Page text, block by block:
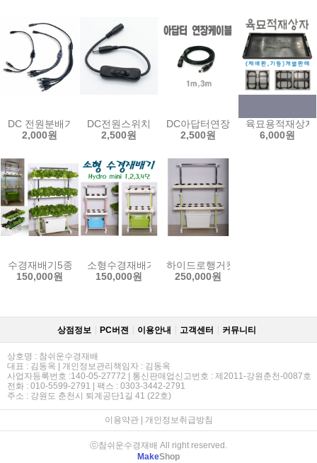
DC 전원분배기 2 4 8분배 CCTV 문어발 아답터 분배기
2,000원
DC전원스위치케이블 12V 온오프 버튼 연장케이블
2,500원
DC아답터연장선1m/3m/아답터
2,500원
육묘용적재상
6,000원
수경재배기5종/양액재배기 인삼수경재배기 LED수경재배기 아쿠아포
150,000원
소형수경재배기 1단 2단 3단 채소 허브 야채 인삼
150,000원
하이드로행거킷2단/3단/HGH-2/
250,000원
상점정보 PC버젼 이용안내 고객센터 커뮤니티
상호명 : 참쉬운수경재배
대표 : 김동옥 | 개인정보관리책임자 : 김동옥
사업자등록번호 :140-05-27772 | 통신판매업신고번호 : 제2011-강원춘천-0087호
전화 : 010-5599-2791 | 팩스 : 0303-3442-2791
주소 : 강원도 춘천시 퇴계공단1길 41 (22호)
이용약관| 개인정보취급방침
ⓒ참쉬운수경재배 All right reserved.
MakeShop